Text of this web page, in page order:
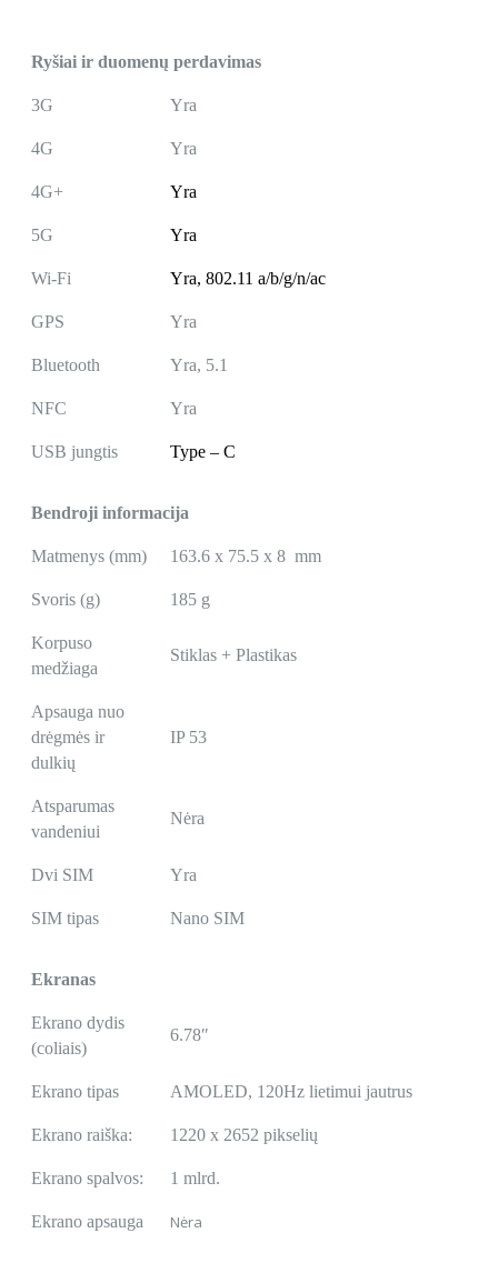
Ryšiai ir duomenų perdavimas
3G Yra
4G Yra
4G+ Yra
5G Yra
Wi-Fi Yra, 802.11 a/b/g/n/ac
GPS Yra
Bluetooth Yra, 5.1
NFC Yra
USB jungtis Type – C
Bendroji informacija
Matmenys (mm) 163.6 x 75.5 x 8 mm
Svoris (g) 185 g
Korpuso
medžiaga
Stiklas + Plastikas
Apsauga nuo
drėgmės ir
dulkių
IP 53
Atsparumas
vandeniui
Nėra
Dvi SIM Yra
SIM tipas Nano SIM
Ekranas
Ekrano dydis
(coliais)
6.78″
Ekrano tipas AMOLED, 120Hz lietimui jautrus
Ekrano raiška: 1220 x 2652 pikselių
Ekrano spalvos: 1 mlrd.
Ekrano apsauga Nėra